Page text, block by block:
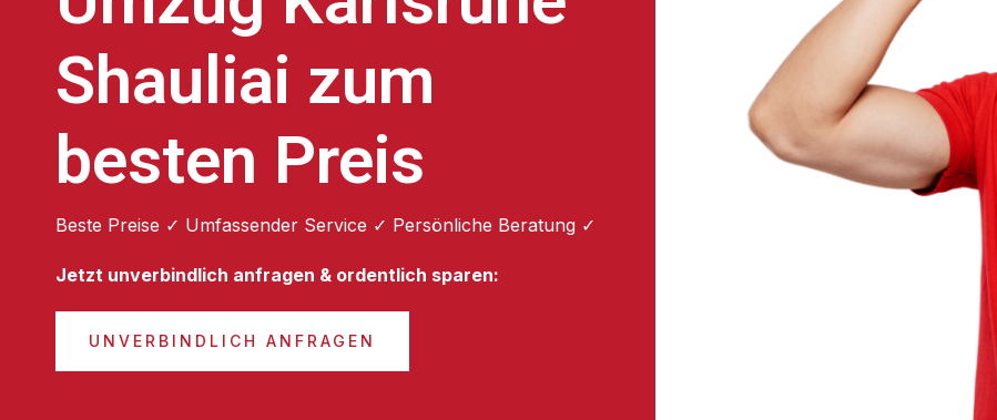
Shauliai zum
besten Preis
Beste Preise ✓ Umfassender Service ✓ Persönliche Beratung ✓
Jetzt unverbindlich anfragen & ordentlich sparen:
UNVERBINDLICH ANFRAGEN